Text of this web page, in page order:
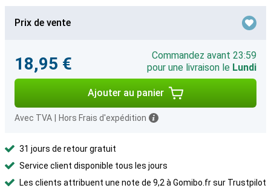
Prix de vente
18,95 €
Commandez avant 23:59
pour une livraison le Lundi
Ajouter au panier
Avec TVA Hors Frais d'expédition
31 jours de retour gratuit
Service client disponible tous les jours
Les clients attribuent une note de 9,2 à Gomibo.fr sur Trustpilot